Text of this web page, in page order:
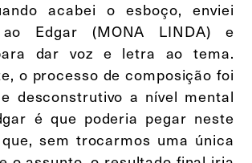
acabei o esboço, enviei
ao Edgar (MONA LINDA) e
dar voz e letra ao tema.
o processo de composição foi
desconstrutivo a nível mental
é que poderia pegar neste
sem trocarmos uma única